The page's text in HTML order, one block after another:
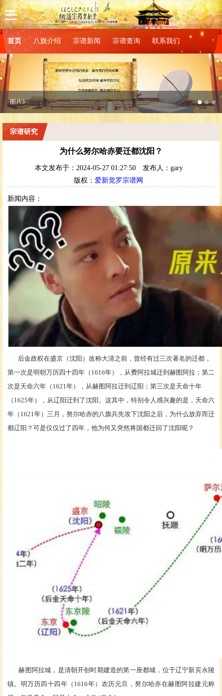
首页 八旗介绍 宗谱新闻 宗谱查询 联系我们
图片3
宗谱研究
为什么努尔哈赤要迁都沈阳？
本文发布于：2024-05-27 01:27:50
发布人：gary
版权： 爱新觉罗宗谱网
新闻内容：
后金政权在盛京（沈阳）改称大清之前，曾经有过三次著名的迁都，
第一次是明朝万历四十四年（ 1616年），从费阿拉城迁到赫图阿拉；第二
次是天命六年（1621年），从赫图阿拉迁到辽阳；第三次是天命十年
（1625年），从辽阳迁到了沈阳。这其中，特别令人感兴趣的是，天命六
年（1621年）三月，努尔哈赤的八旗兵先攻下沈阳之后，为什么放弃而迁
都辽阳？可是仅仅过了四年，他为何又突然将国都迁回了沈阳呢？
赫图阿拉城，是清朝开创时期建造的第一座都城，位于辽宁新宾永陵
镇。明万历四十四年（ 1616年）农历元旦，努尔哈赤在赫图阿拉建元称